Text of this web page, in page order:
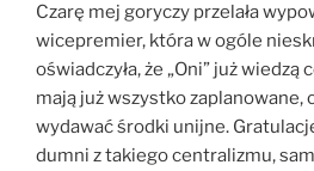
Czarę mej goryczy przelała
wicepremier, która w ogóle
oświadczyła, że „Oni” już
mają już wszystko zaplanowane,
wydawać środki unijne.
dumni z takiego centralizmu,